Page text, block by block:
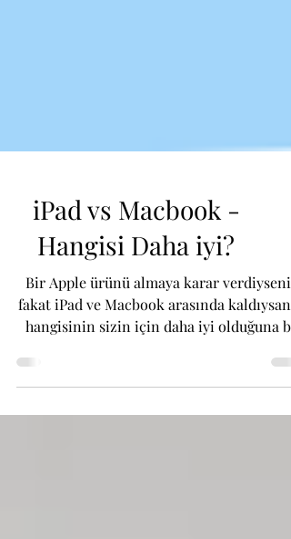
iPad vs Macbook -
Hangisi Daha iyi?
Bir Apple ürünü almaya karar verdiyseniz
hangisinin sizin için daha iyi olduğuna bu
yazı ile...